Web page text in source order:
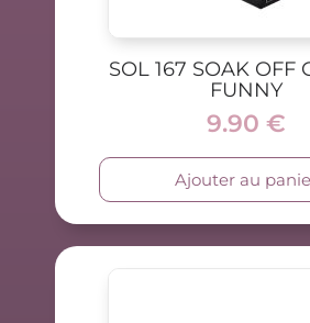
SOL 167 SOAK OFF
FUNNY
9.90 €
Ajouter au